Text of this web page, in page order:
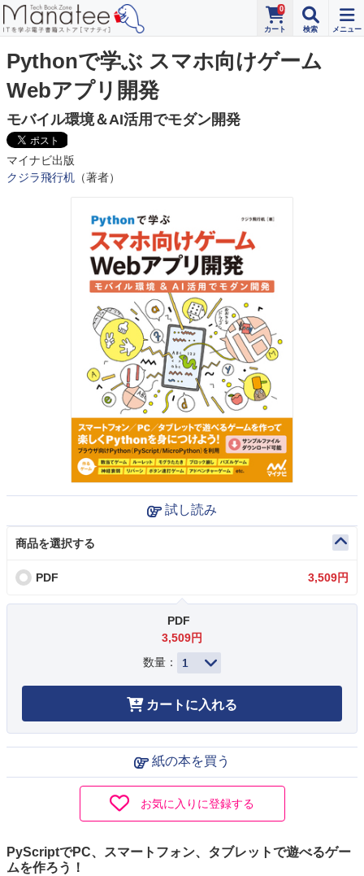
0
Pythonで学ぶ スマホ向けゲーム
Webアプリ開発
モバイル環境＆AI活用でモダン開発
マイナビ出版
クジラ飛行机 （著者）
試し読み
商品を選択する
PDF 3,509円
PDF
3,509円
数量：
カートに入れる
紙の本を買う
お気に入りに登録する
PyScriptでPC、スマートフォン、タブレットで遊べるゲー
ムを作ろう！